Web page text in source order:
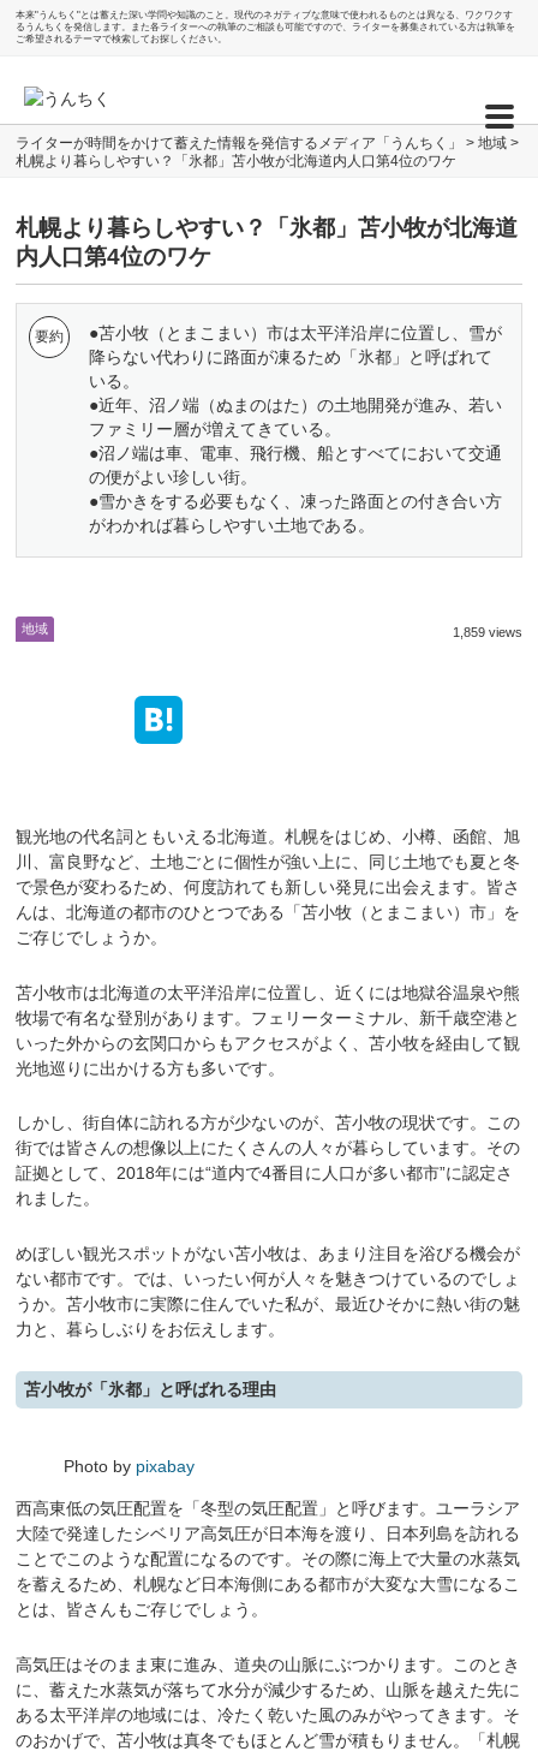
本来"うんちく"とは蓄えた深い学問や知識のこと。現代のネガティブな意味で使われるものとは異なる、ワクワクす
るうんちくを発信します。また各ライターへの執筆のご相談も可能ですので、ライターを募集されている方は執筆を
ご希望されるテーマで検索してお探しください。
ライターが時間をかけて蓄えた情報を発信するメディア「うんちく」 >地域 >
札幌より暮らしやすい？「氷都」苫小牧が北海道内人口第4位のワケ
札幌より暮らしやすい？「氷都」苫小牧が北海道
内人口第4位のワケ
●苫小牧（とまこまい）市は太平洋沿岸に位置し、雪が
降らない代わりに路面が凍るため「氷都」と呼ばれて
いる。
●近年、沼ノ端（ぬまのはた）の土地開発が進み、若い
ファミリー層が増えてきている。
●沼ノ端は車、電車、飛行機、船とすべてにおいて交通
の便がよい珍しい街。
●雪かきをする必要もなく、凍った路面との付き合い方
がわかれば暮らしやすい土地である。
地域 1,859 views
観光地の代名詞ともいえる北海道。札幌をはじめ、小樽、函館、旭
川、富良野など、土地ごとに個性が強い上に、同じ土地でも夏と冬
で景色が変わるため、何度訪れても新しい発見に出会えます。皆さ
んは、北海道の都市のひとつである「苫小牧（とまこまい）市」を
ご存じでしょうか。
苫小牧市は北海道の太平洋沿岸に位置し、近くには地獄谷温泉や熊
牧場で有名な登別があります。フェリーターミナル、新千歳空港と
いった外からの玄関口からもアクセスがよく、苫小牧を経由して観
光地巡りに出かける方も多いです。
しかし、街自体に訪れる方が少ないのが、苫小牧の現状です。この
街では皆さんの想像以上にたくさんの人々が暮らしています。その
証拠として、2018年には“道内で4番目に人口が多い都市”に認定さ
れました。
めぼしい観光スポットがない苫小牧は、あまり注目を浴びる機会が
ない都市です。では、いったい何が人々を魅きつけているのでしょ
うか。苫小牧市に実際に住んでいた私が、最近ひそかに熱い街の魅
力と、暮らしぶりをお伝えします。
苫小牧が「氷都」と呼ばれる理由
Photo by pixabay
西高東低の気圧配置を「冬型の気圧配置」と呼びます。ユーラシア
大陸で発達したシベリア高気圧が日本海を渡り、日本列島を訪れる
ことでこのような配置になるのです。その際に海上で大量の水蒸気
を蓄えるため、札幌など日本海側にある都市が大変な大雪になるこ
とは、皆さんもご存じでしょう。
高気圧はそのまま東に進み、道央の山脈にぶつかります。このとき
に、蓄えた水蒸気が落ちて水分が減少するため、山脈を越えた先に
ある太平洋岸の地域には、冷たく乾いた風のみがやってきます。そ
のおかげで、苫小牧は真冬でもほとんど雪が積もりません。「札幌